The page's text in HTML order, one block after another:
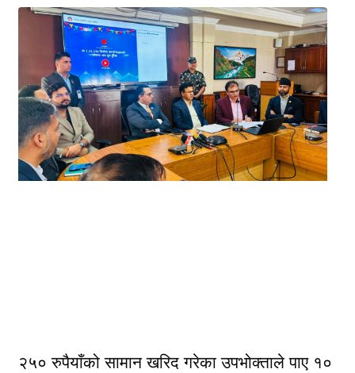
२५० रुपैयाँको सामान खरिद गरेका उपभोक्ताले पाए १०